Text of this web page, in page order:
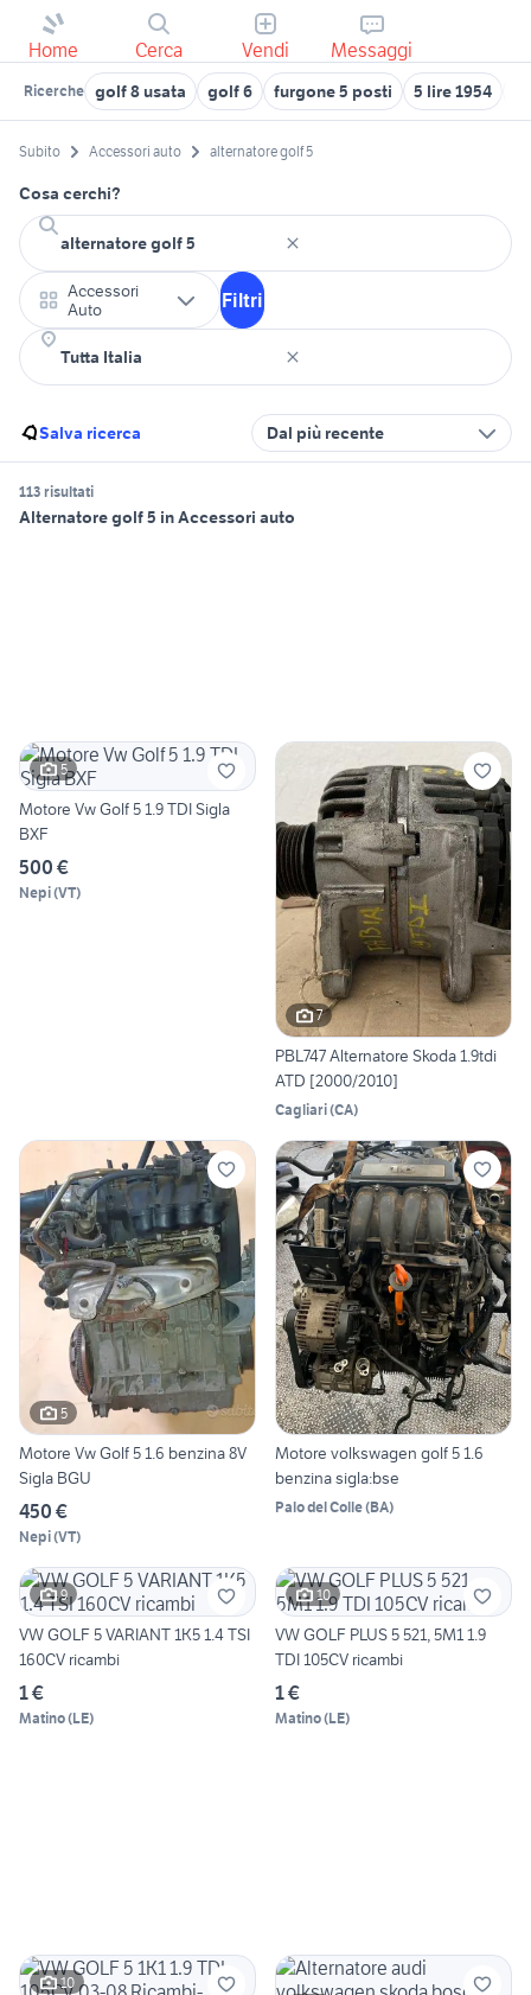
Home Cerca Vendi Messaggi
Ricerche golf 8 usata golf 6 furgone 5 posti 5 lire 1954
Subito Accessori auto alternatore golf 5
Cosa cerchi?
Accessori
Auto
Filtri
Salva ricerca Dal più recente
113 risultati
Alternatore golf 5 in Accessori auto
5
Motore Vw Golf 5 1.9 TDI Sigla
BXF
500 €
Nepi(VT)
7
PBL747 Alternatore Skoda 1.9tdi
ATD [2000/2010]
Cagliari(CA)
5
Motore Vw Golf 5 1.6 benzina 8V
Sigla BGU
450 €
Nepi(VT)
Motore volkswagen golf 5 1.6
benzina sigla:bse
Palo del Colle(BA)
9
VW GOLF 5 VARIANT 1K5 1.4 TSI
160CV ricambi
1 €
Matino(LE)
10
VW GOLF PLUS 5 521, 5M1 1.9
TDI 105CV ricambi
1 €
Matino(LE)
10